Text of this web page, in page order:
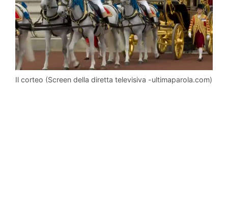
Il corteo (Screen della diretta televisiva -ultimaparola.com)